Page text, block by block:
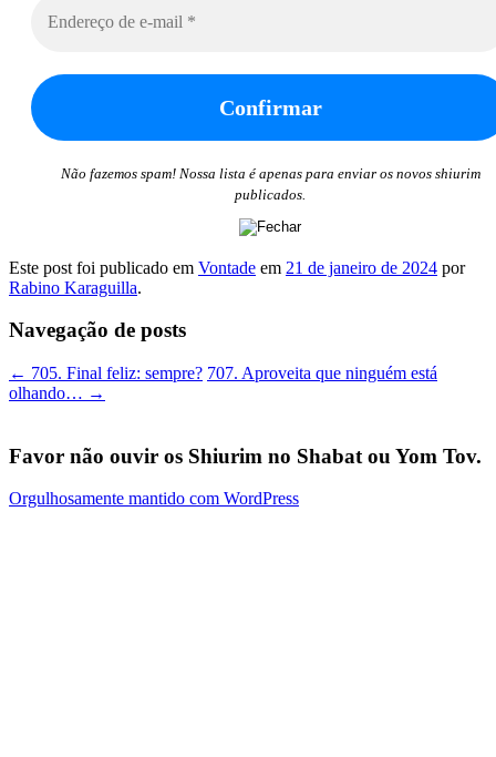
Não fazemos spam! Nossa lista é apenas para enviar os novos shiurim
publicados.
Este post foi publicado em Vontade em 21 de janeiro de 2024 por
Rabino Karaguilla.
Navegação de posts
← 705. Final feliz: sempre? 707. Aproveita que ninguém está
olhando… →
Favor não ouvir os Shiurim no Shabat ou Yom Tov.
Orgulhosamente mantido com WordPress